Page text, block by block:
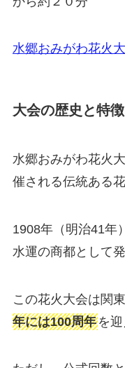
水郷おみがわ花火
大会の歴史と特徴
水郷おみがわ花火
催される伝統ある
1908年（明治41年
水運の商都として
この花火大会は関
年には100周年を迎